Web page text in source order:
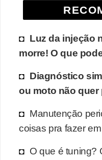
Luz da injeção
morre! O que
Diagnóstico
ou moto não quer
Manutenção
coisas pra fazer
O que é tuning?